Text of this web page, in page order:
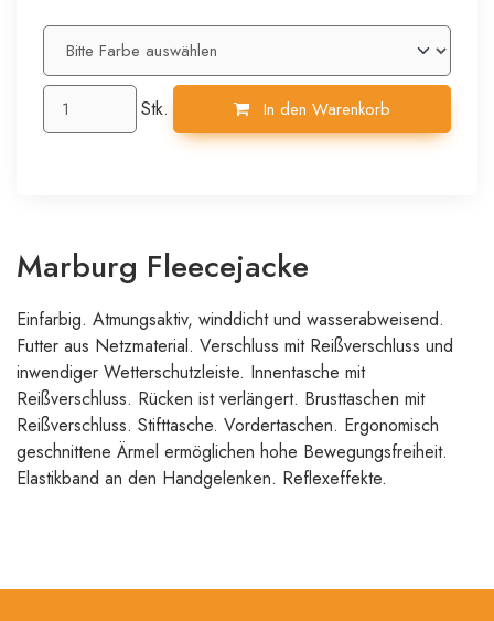
Stk. In den Warenkorb
Marburg Fleecejacke
Einfarbig. Atmungsaktiv, winddicht und wasserabweisend.
Futter aus Netzmaterial. Verschluss mit Reißverschluss und
inwendiger Wetterschutzleiste. Innentasche mit
Reißverschluss. Rücken ist verlängert. Brusttaschen mit
Reißverschluss. Stifttasche. Vordertaschen. Ergonomisch
geschnittene Ärmel ermöglichen hohe Bewegungsfreiheit.
Elastikband an den Handgelenken. Reflexeffekte.